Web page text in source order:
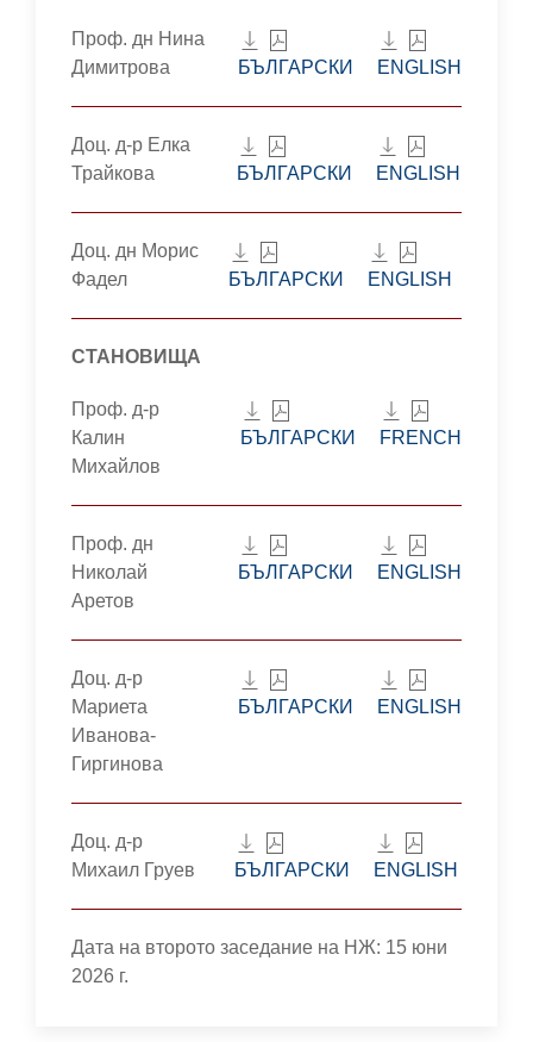
Проф. дн Нина
Димитрова
БЪЛГАРСКИ ENGLISH
Доц. д-р Елка
Трайкова
БЪЛГАРСКИ ENGLISH
Доц. дн Морис
Фадел
БЪЛГАРСКИ ENGLISH
СТАНОВИЩА
Проф. д-р
Калин
Михайлов
БЪЛГАРСКИ FRENCH
Проф. дн
Николай
Аретов
БЪЛГАРСКИ ENGLISH
Доц. д-р
Мариета
Иванова-
Гиргинова
БЪЛГАРСКИ ENGLISH
Доц. д-р
Михаил Груев
БЪЛГАРСКИ ENGLISH
Дата на второто заседание на НЖ: 15 юни
2026 г.